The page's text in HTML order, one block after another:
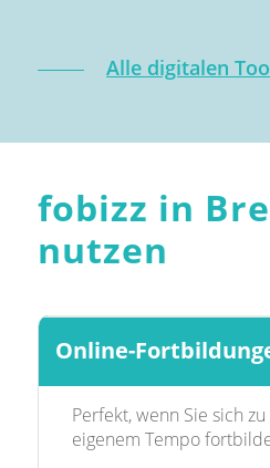
Alle digitalen
fobizz in
nutzen
Online-
Perfekt, wenn Sie sich
eigenem Tempo